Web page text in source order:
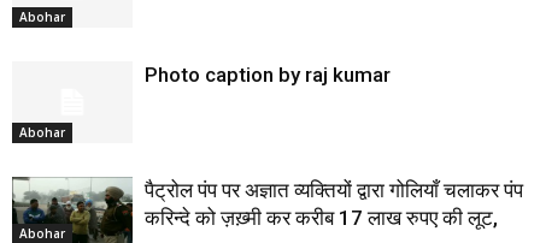
Abohar
Abohar
Photo caption by raj kumar
Abohar
पैट्रोल पंप पर अज्ञात व्यक्तियों द्वारा गोलियाँ चलाकर पंप
करिन्दे को ज़ख़्मी कर करीब 17 लाख रुपए की लूट,